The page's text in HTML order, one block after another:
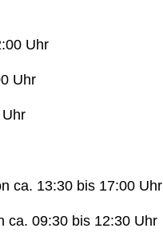
Uhr
Uhr
ca. 13:30 bis 17:00 Uhr
ca. 09:30 bis 12:30 Uhr